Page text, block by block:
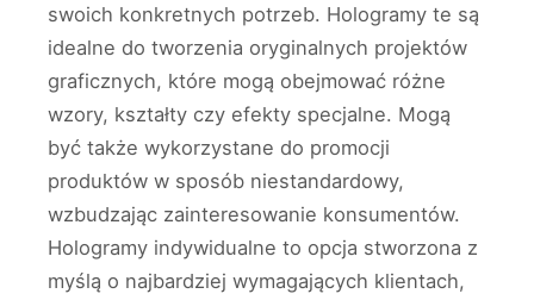
swoich konkretnych potrzeb. Hologramy te są
idealne do tworzenia oryginalnych projektów
graficznych, które mogą obejmować różne
wzory, kształty czy efekty specjalne. Mogą
być także wykorzystane do promocji
produktów w sposób niestandardowy,
wzbudzając zainteresowanie konsumentów.
Hologramy indywidualne to opcja stworzona z
myślą o najbardziej wymagających klientach,